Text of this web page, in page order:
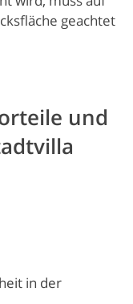
geachtet
und
in der